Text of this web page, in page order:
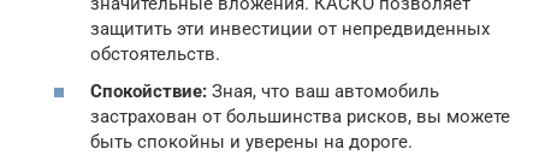
защитить эти инвестиции от непредвиденных
обстоятельств.
Спокойствие: Зная, что ваш автомобиль
застрахован от большинства рисков, вы можете
быть спокойны и уверены на дороге.